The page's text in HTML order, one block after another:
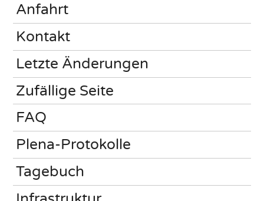
Anfahrt
Kontakt
Letzte Änderungen
Zufällige Seite
FAQ
Plena-Protokolle
Tagebuch